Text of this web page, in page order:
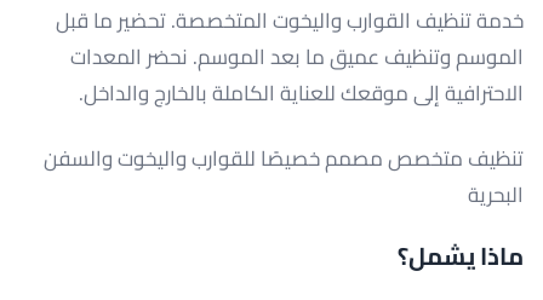
خدمة تنظيف القوارب واليخوت المتخصصة. تحضير ما قبل
الموسم وتنظيف عميق ما بعد الموسم. نحضر المعدات
الاحترافية إلى موقعك للعناية الكاملة بالخارج والداخل.
تنظيف متخصص مصمم خصيصًا للقوارب واليخوت والسفن
البحرية
ماذا يشمل؟